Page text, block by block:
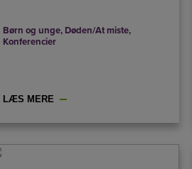
Børn og unge, Døden/At miste,
Konferencier
LÆS MERE